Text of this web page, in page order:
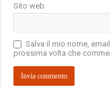
Sito web
Salva il mio nome,
prossima volta che